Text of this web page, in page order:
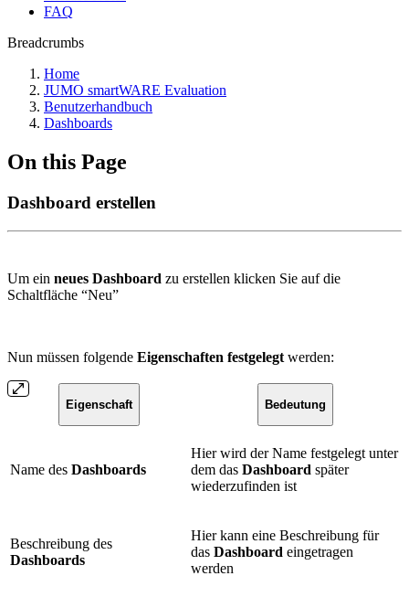
FAQ
Breadcrumbs
Home
JUMO smartWARE Evaluation
Benutzerhandbuch
Dashboards
On this Page
Dashboard erstellen
Um ein neues Dashboard zu erstellen klicken Sie auf die
Schaltfläche “Neu”
Nun müssen folgende Eigenschaften festgelegt werden:
Eigenschaft Bedeutung
Name des Dashboards
Hier wird der Name festgelegt unter
dem das Dashboard später
wiederzufinden ist
Beschreibung des
Dashboards
Hier kann eine Beschreibung für
das Dashboard eingetragen
werden